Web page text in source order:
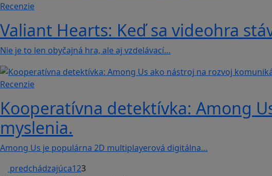
Recenzie
Valiant Hearts: Keď sa videohra
Nie je to len obyčajná hra, ale aj vzdelávací…
Recenzie
Kooperatívna detektívka: Among
myslenia.
Among Us je populárna 2D multiplayerová digitálna…
predchádzajúca123